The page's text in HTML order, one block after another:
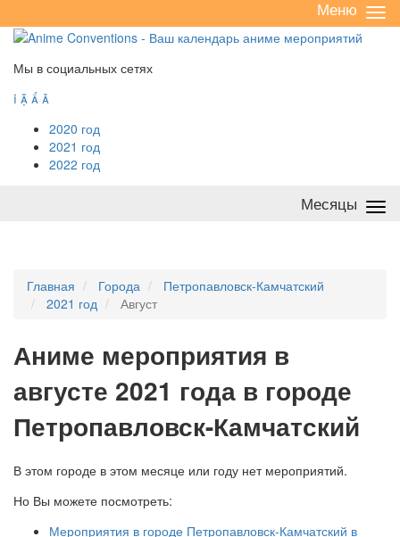
/
Меню
Мы в социальных сетях
   
2020 год
2021 год
2022 год
Месяцы
Главная Города
Петропавловск-Камчатский
2021 год
Август
Аниме мероприятия в
августе 2021 года в городе
Петропавловск-Камчатский
В этом городе в этом месяце или году нет мероприятий.
Но Вы можете посмотреть:
Мероприятия в городе Петропавловск-Камчатский в